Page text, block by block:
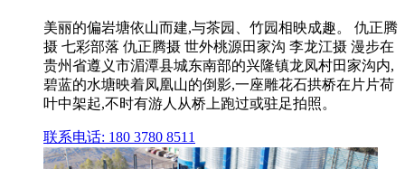
美丽的偏岩塘依山而建,与茶园、竹园相映成趣。 仇正腾
摄 七彩部落 仇正腾摄 世外桃源田家沟 李龙江摄 漫步在
贵州省遵义市湄潭县城东南部的兴隆镇龙凤村田家沟内,
碧蓝的水塘映着凤凰山的倒影,一座雕花石拱桥在片片荷
叶中架起,不时有游人从桥上跑过或驻足拍照。
联系电话: 180 3780 8511